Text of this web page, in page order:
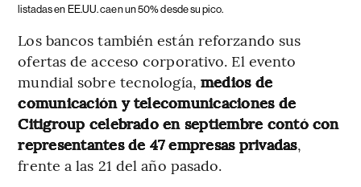
listadas en EE.UU. caen un 50% desde su pico.
Los bancos también están reforzando sus
ofertas de acceso corporativo. El evento
mundial sobre tecnología, medios de
comunicación y telecomunicaciones de
Citigroup celebrado en septiembre contó con
representantes de 47 empresas privadas,
frente a las 21 del año pasado.